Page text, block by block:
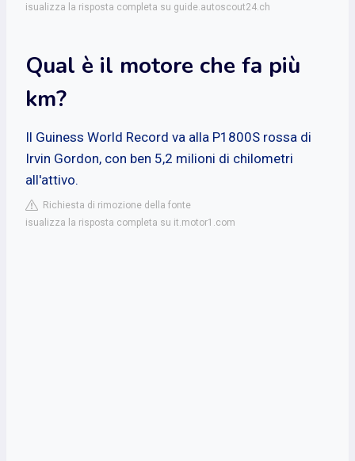
isualizza la risposta completa su guide.autoscout24.ch
Qual è il motore che fa più
km?
Il Guiness World Record va alla P1800S rossa di
Irvin Gordon, con ben 5,2 milioni di chilometri
all'attivo.
Richiesta di rimozione della fonte
isualizza la risposta completa su it.motor1.com